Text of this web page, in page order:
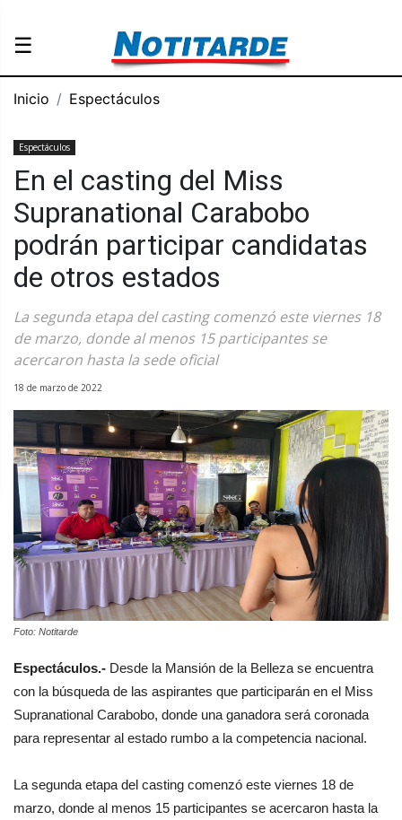
☰
Inicio Espectáculos
Espectáculos
En el casting del Miss
Supranational Carabobo
podrán participar candidatas
de otros estados
La segunda etapa del casting comenzó este viernes 18
de marzo, donde al menos 15 participantes se
acercaron hasta la sede oficial
18 de marzo de 2022
Foto: Notitarde
Espectáculos.- Desde la Mansión de la Belleza se encuentra
con la búsqueda de las aspirantes que participarán en el Miss
Supranational Carabobo, donde una ganadora será coronada
para representar al estado rumbo a la competencia nacional.
La segunda etapa del casting comenzó este viernes 18 de
marzo, donde al menos 15 participantes se acercaron hasta la